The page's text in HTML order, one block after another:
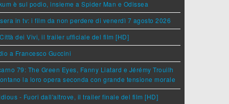
è sul podio, insieme a Spider Man e Odissea
in tv: i film da non perdere di venerdì 7 agosto 2026
dei Vivi, il trailer ufficiale del film [HD]
a Francesco Guccini
79: The Green Eyes, Fanny Liatard e Jérémy Trouilh
la loro opera seconda con grande tensione morale
- Fuori dall'altrove, il trailer finale del film [HD]